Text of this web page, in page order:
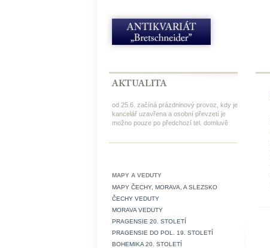
od 25.6. začíná prázdninový provoz, kdy je
kancelář uzavřena a osobní převzetí je
možno pouze po předchozí tel. domluvě
MAPY A VEDUTY
MAPY ČECHY, MORAVA, A SLEZSKO
ČECHY VEDUTY
MORAVA VEDUTY
PRAGENSIE 20. STOLETÍ
PRAGENSIE DO POL. 19. STOLETÍ
BOHEMIKA 20. STOLETÍ